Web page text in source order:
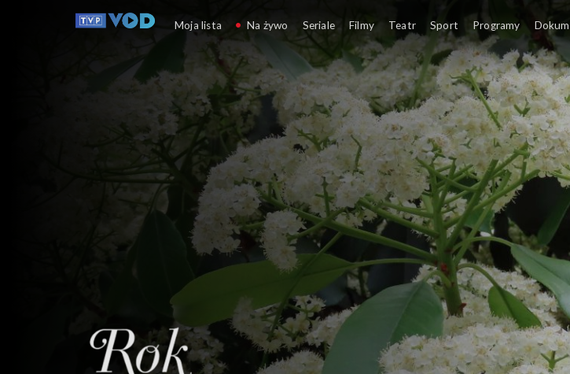
Moja lista Na żywo Seriale Filmy Teatr Sport Programy